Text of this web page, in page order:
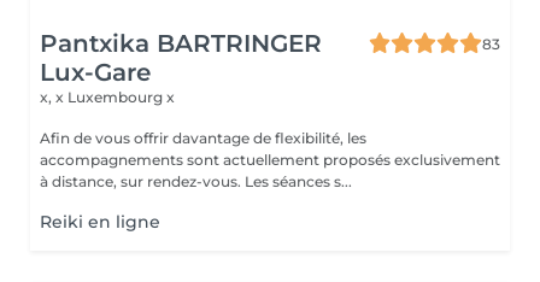
Pantxika BARTRINGER
Lux-Gare
83
x, x Luxembourg x
Afin de vous offrir davantage de flexibilité, les
accompagnements sont actuellement proposés exclusivement
à distance, sur rendez-vous. Les séances s...
Reiki en ligne